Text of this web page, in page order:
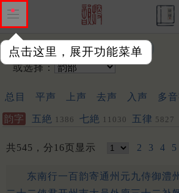
点击这里，展开功能菜单
输入韵字：
或选择：
总目 平声 上声 去声 入声 多
韵字 五絶 1386 七絶 11030 五律 5827
共545，分16页显示 2 3 4 5
东南行一百韵寄通州元九侍御澧